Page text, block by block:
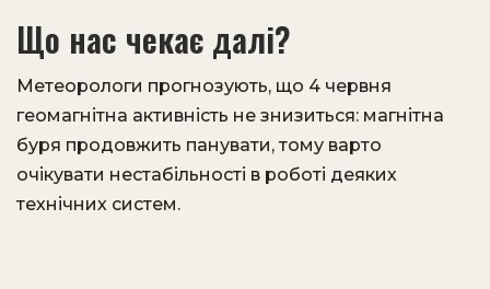
Що нас чекає далі?
Метеорологи прогнозують, що 4 червня
геомагнітна активність не знизиться: магнітна
буря продовжить панувати, тому варто
очікувати нестабільності в роботі деяких
технічних систем.